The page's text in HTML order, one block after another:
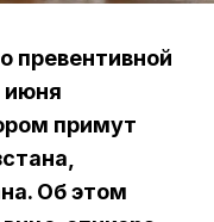
превентивной
июня
примут
Об этом